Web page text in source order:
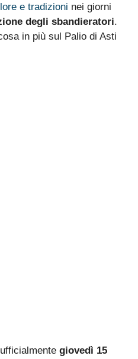
e tradizioni nei giorni
degli sbandieratori.
in più sul Palio di Asti
giovedì 15